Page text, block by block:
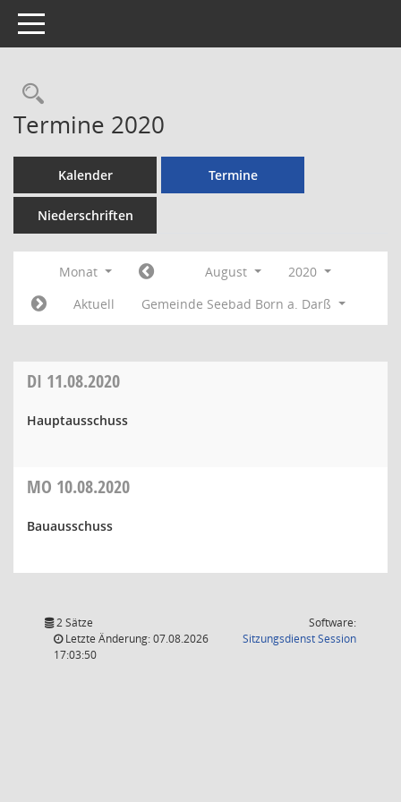
Toggle navigation
Rechercheauswahl
Termine 2020
Kalender Termine
Niederschriften
Monat August
2020
Aktuell
Gemeinde Seebad Born a. Darß
DI 11.08.2020
Hauptausschuss
MO 10.08.2020
Bauausschuss
2 Sätze
Letzte Änderung: 07.08.2026
17:03:50
Software:
SitzungsdienstSession(Wird in